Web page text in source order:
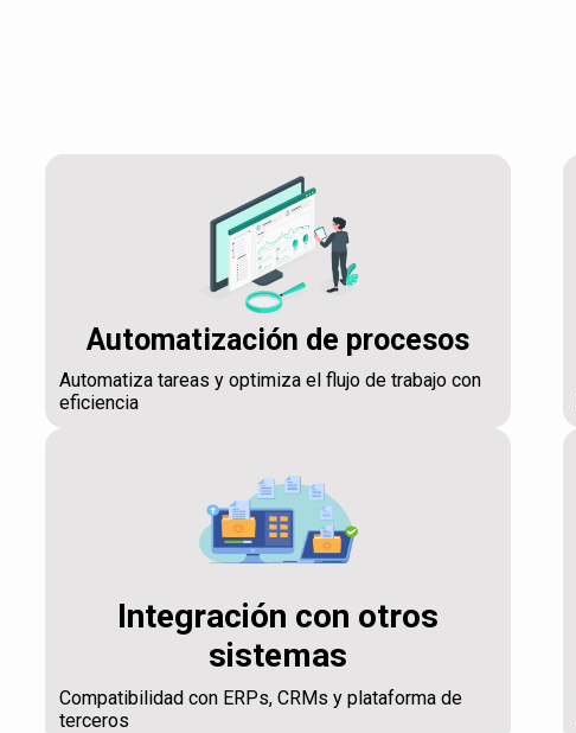
Automatización de procesos
Automatiza tareas y optimiza el flujo de trabajo con
eficiencia
Integración con otros
sistemas
Compatibilidad con ERPs, CRMs y plataforma de
terceros